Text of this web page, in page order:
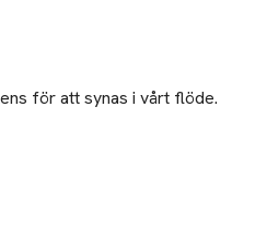
för att synas i vårt flöde.